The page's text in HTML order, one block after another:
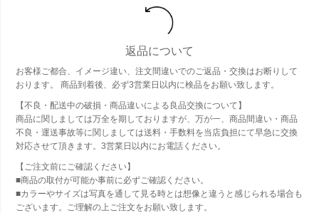
返品について
お客様ご都合、イメージ違い、注文間違いでのご返品・交換はお断りして
おります。 商品到着後、必ず3営業日以内に検品をお願い致します。
【不良・配送中の破損・商品違いによる良品交換について】
商品に関しましては万全を期しておりますが、万が一、商品間違い・商品
不良・運送事故等に関しましては送料・手数料を当店負担にて早急に交換
対応させて頂きます。3営業日以内にお電話ください。
【ご注文前にご確認ください】
■商品の取付が可能か事前に必ずご確認ください。
■カラーやサイズは写真を通して見る時とは想像と違うと感じられる場合も
ございます。ご理解の上ご注文をお願い致します。